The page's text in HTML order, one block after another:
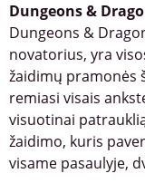
Dungeons &
Dungeons &
novatorius, yra
žaidimų pramonės
remiasi visais
visuotinai
žaidimo, kuris
visame pasaulyje,